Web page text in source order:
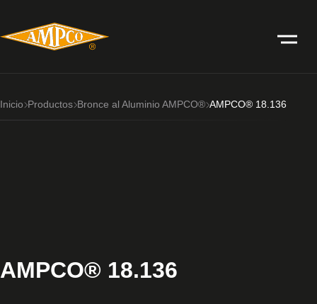
Inicio Productos Bronce al Aluminio AMPCO® AMPCO® 18.136
AMPCO® 18.136